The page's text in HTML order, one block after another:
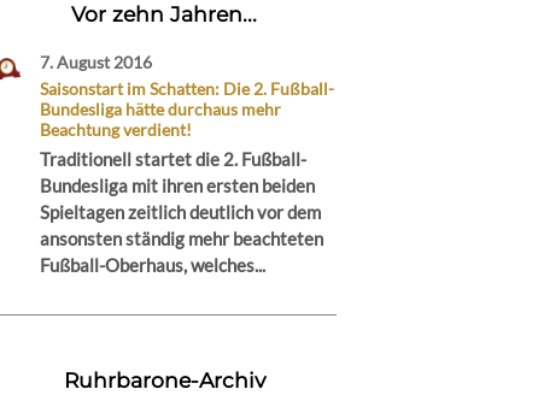
Vor zehn Jahren...
7. August 2016
Saisonstart im Schatten: Die 2. Fußball-
Bundesliga hätte durchaus mehr
Beachtung verdient!
Traditionell startet die 2. Fußball-
Bundesliga mit ihren ersten beiden
Spieltagen zeitlich deutlich vor dem
ansonsten ständig mehr beachteten
Fußball-Oberhaus, welches...
Ruhrbarone-Archiv